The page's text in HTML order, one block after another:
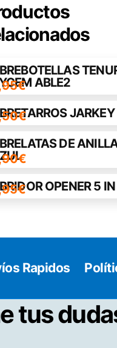
ABLE2
€
JARKEY
€
DE
€
OPENER 5 IN
€
Rapidos
tus